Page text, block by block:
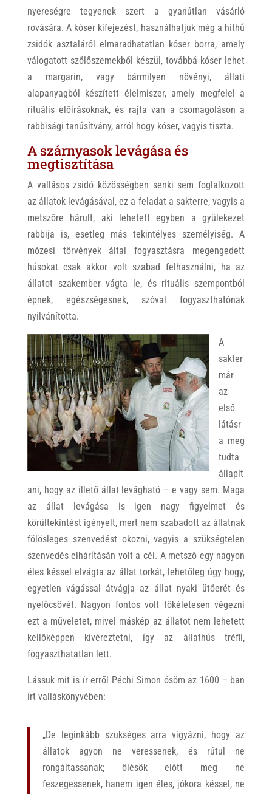
nyereségre tegyenek szert a gyanútlan vásárló
rovására. A kóser kifejezést, használhatjuk még a hithű
zsidók asztaláról elmaradhatatlan kóser borra, amely
válogatott szőlőszemekből készül, továbbá kóser lehet
a margarin, vagy bármilyen növényi, állati
alapanyagból készített élelmiszer, amely megfelel a
rituális előírásoknak, és rajta van a csomagoláson a
rabbisági tanúsítvány, arról hogy kóser, vagyis tiszta.
A szárnyasok levágása és
megtisztítása
A vallásos zsidó közösségben senki sem foglalkozott
az állatok levágásával, ez a feladat a sakterre, vagyis a
metszőre hárult, aki lehetett egyben a gyülekezet
rabbija is, esetleg más tekintélyes személyiség. A
mózesi törvények által fogyasztásra megengedett
húsokat csak akkor volt szabad felhasználni, ha az
állatot szakember vágta le, és rituális szempontból
épnek, egészségesnek, szóval fogyaszthatónak
nyilvánította.
A
sakter
már
az
első
látásr
a meg
tudta
állapít
ani, hogy az illető állat levágható – e vagy sem. Maga
az állat levágása is igen nagy figyelmet és
körültekintést igényelt, mert nem szabadott az állatnak
fölösleges szenvedést okozni, vagyis a szükségtelen
szenvedés elhárításán volt a cél. A metsző egy nagyon
éles késsel elvágta az állat torkát, lehetőleg úgy hogy,
egyetlen vágással átvágja az állat nyaki ütőerét és
nyelőcsövét. Nagyon fontos volt tökéletesen végezni
ezt a műveletet, mivel máskép az állatot nem lehetett
kellőképpen kivéreztetni, így az állathús tréfli,
fogyaszthatatlan lett.
Lássuk mit is ír erről Péchi Simon ősöm az 1600 – ban
írt valláskönyvében:
„De leginkább szükséges arra vigyázni, hogy az
állatok agyon ne veressenek, és rútul ne
rongáltassanak; ölésök előtt meg ne
feszegessenek, hanem igen éles, jókora késsel, ne